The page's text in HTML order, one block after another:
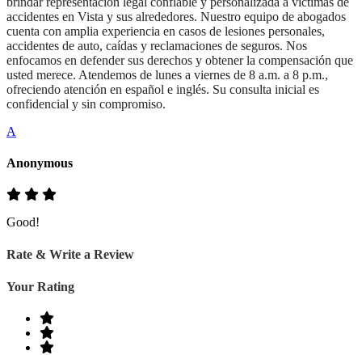
accidentes en Vista y sus alrededores. Nuestro equipo de abogados
cuenta con amplia experiencia en casos de lesiones personales,
accidentes de auto, caídas y reclamaciones de seguros. Nos
enfocamos en defender sus derechos y obtener la compensación que
usted merece. Atendemos de lunes a viernes de 8 a.m. a 8 p.m.,
ofreciendo atención en español e inglés. Su consulta inicial es
confidencial y sin compromiso.
A
Anonymous
Good!
Rate & Write a Review
Your Rating